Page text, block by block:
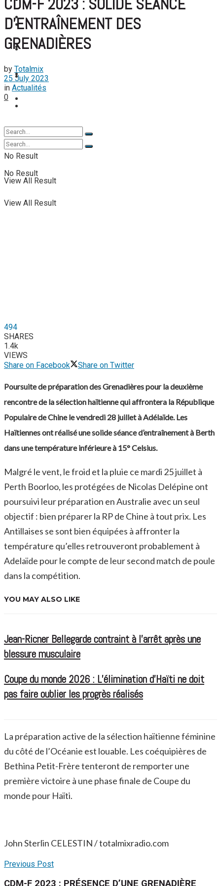
FOOT EXPATRIÉS
BASKETBALL
TENNIS
No Result
View All Result
FOOT EXPATRIÉS
BASKETBALL
TENNIS
No Result
View All Result
View All Result
CDM-F 2023 : SOLIDE SÉANCE
D’ENTRAÎNEMENT DES
GRENADIÈRES
by Totalmix
25 July 2023
in Actualités
0
494
SHARES
1.4k
VIEWS
Share on Facebook
Share on Twitter
Poursuite de préparation des Grenadières pour la deuxième
rencontre de la sélection haïtienne qui affrontera la République
Populaire de Chine le vendredi 28 juillet à Adélaïde. Les
Haïtiennes ont réalisé une solide séance d’entraînement à Berth
dans une température inférieure à 15° Celsius.
Malgré le vent, le froid et la pluie ce mardi 25 juillet à
Perth Boorloo, les protégées de Nicolas Delépine ont
poursuivi leur préparation en Australie avec un seul
objectif : bien préparer la RP de Chine à tout prix. Les
Antillaises se sont bien équipées à affronter la
température qu’elles retrouveront probablement à
Adelaïde pour le compte de leur second match de poule
dans la compétition.
YOU MAY ALSO LIKE
Jean-Ricner Bellegarde contraint à l’arrêt après une
blessure musculaire
Coupe du monde 2026 : L’élimination d’Haïti ne doit
pas faire oublier les progrès réalisés
La préparation active de la sélection haïtienne féminine
du côté de l’Océanie est louable. Les coéquipières de
Bethina Petit-Frère tenteront de remporter une
première victoire à une phase finale de Coupe du
monde pour Haïti.
John Sterlin CELESTIN / totalmixradio.com
Previous Post
CDM-F 2023 : PRÉSENCE D’UNE GRENADIÈRE